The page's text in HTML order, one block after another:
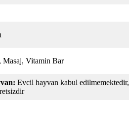
Masaj, Vitamin Bar
Evcil hayvan kabul edilmemektedir,